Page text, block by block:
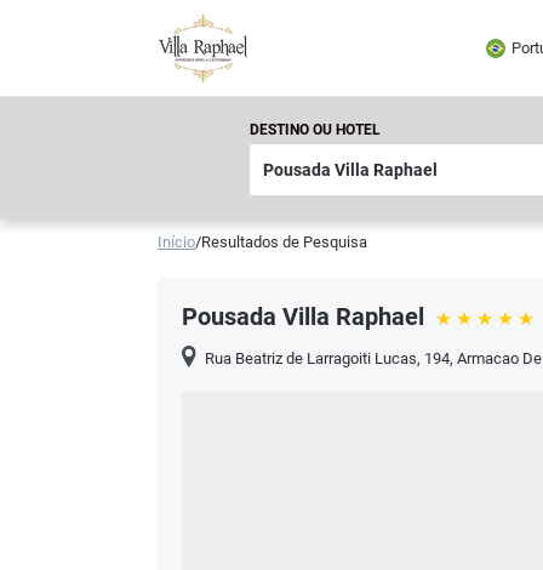
DESTINO OU HOTEL
Início/Resultados de Pesquisa
Pousada Villa Raphael
Rua Beatriz de Larragoiti Lucas, 194,Armacao